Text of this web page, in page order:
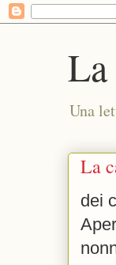
Una
La
dei